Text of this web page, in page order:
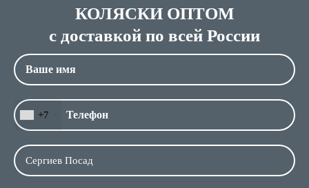
КОЛЯСКИ ОПТОМ
с доставкой по всей России
+7